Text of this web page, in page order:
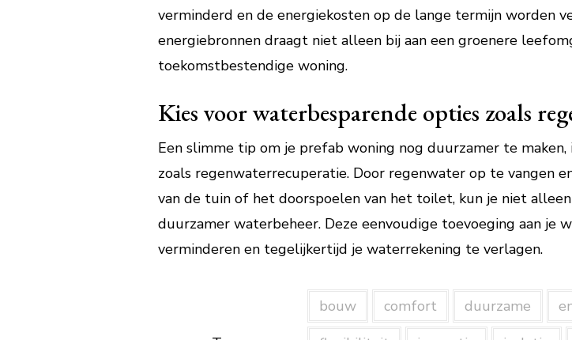
verminderd en de energiekosten op de lange termijn worden
energiebronnen draagt niet alleen bij aan een groenere
toekomstbestendige woning.
Kies voor waterbesparende opties zoals
Een slimme tip om je prefab woning nog duurzamer te
zoals regenwaterrecuperatie. Door regenwater op te vangen
van de tuin of het doorspoelen van het toilet, kun je niet
duurzamer waterbeheer. Deze eenvoudige toevoeging aan je
verminderen en tegelijkertijd je waterrekening te verlagen.
bouw comfort duurzame